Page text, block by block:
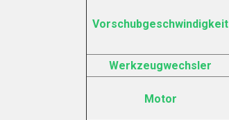
Vorschubgeschwindigkeit
Werkzeugwechsler
Motor